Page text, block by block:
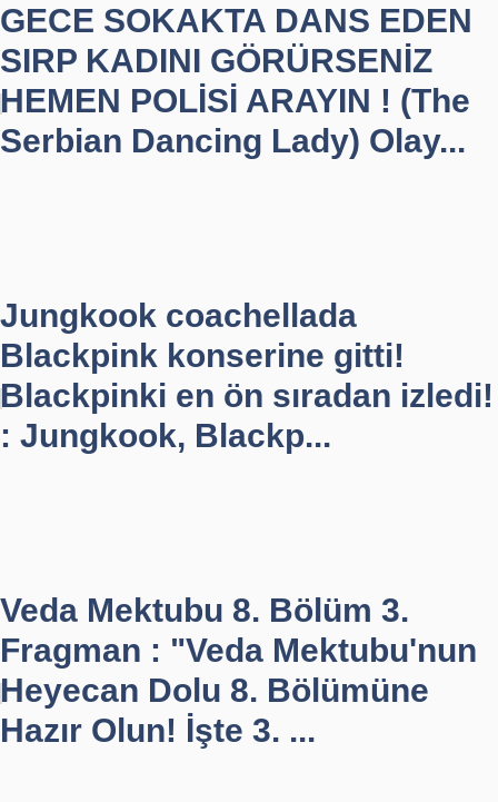
GECE SOKAKTA DANS EDEN
SIRP KADINI GÖRÜRSENİZ
HEMEN POLİSİ ARAYIN ! (The
Serbian Dancing Lady) Olay...
Jungkook coachellada
Blackpink konserine gitti!
Blackpinki en ön sıradan izledi!
: Jungkook, Blackp...
Veda Mektubu 8. Bölüm 3.
Fragman : "Veda Mektubu'nun
Heyecan Dolu 8. Bölümüne
Hazır Olun! İşte 3. ...